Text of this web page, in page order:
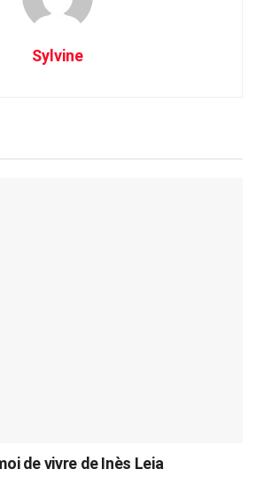
Sylvine
de vivre de Inès Leia